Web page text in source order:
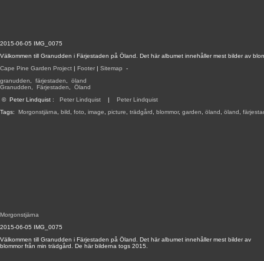
2015-06-05 IMG_0075
Välkommen till Granudden i Färjestaden på Öland. Det här albumet innehåller mest bilder av
Cape Pine Garden Project | Footer | Sitemap -
granudden
färjestaden
öland
Granudden
Färjestaden
Öland
© Peter Lindquist : Peter Lindquist | Peter Lindquist
Tags: Morgonstjärna bild foto image picture trädgård blommor, garden öland öland
Morgonstjärna
2015-06-05 IMG_0075
Välkommen till Granudden i Färjestaden på Öland. Det här albumet innehåller mest bilder av
blommor från min trädgård. De här bilderna togs 2015.